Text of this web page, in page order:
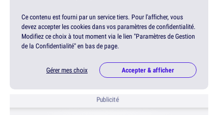
Ce contenu est fourni par un service tiers. Pour l'afficher, vous
devez accepter les cookies dans vos paramètres de confidentialité.
Modifiez ce choix à tout moment via le lien "Paramètres de Gestion
de la Confidentialité" en bas de page.
Gérer mes choix Accepter & afficher
Publicité